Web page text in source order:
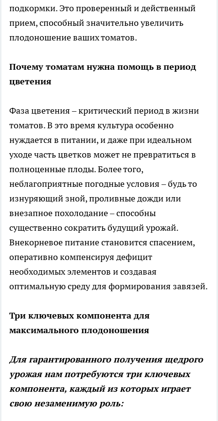
подкормки. Это проверенный и действенный
прием, способный значительно увеличить
плодоношение ваших томатов.
Почему томатам нужна помощь в период
цветения
Фаза цветения – критический период в жизни
томатов. В это время культура особенно
нуждается в питании, и даже при идеальном
уходе часть цветков может не превратиться в
полноценные плоды. Более того,
неблагоприятные погодные условия – будь то
изнуряющий зной, проливные дожди или
внезапное похолодание – способны
существенно сократить будущий урожай.
Внекорневое питание становится спасением,
оперативно компенсируя дефицит
необходимых элементов и создавая
оптимальную среду для формирования завязей.
Три ключевых компонента для
максимального плодоношения
Для гарантированного получения щедрого
урожая нам потребуются три ключевых
компонента, каждый из которых играет
свою незаменимую роль: